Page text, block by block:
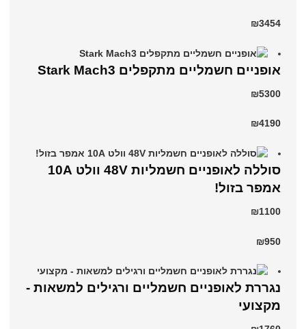
₪3454
‏אופניים חשמליים ‏מתקפלים Stark Mach3
₪5300
₪4190
סוללה לאופניים חשמליות 48V וולט 10A
אמפר בזול!
₪1100
₪950
נגררת לאופניים חשמליים ורגילים למשאות -
מקצועי